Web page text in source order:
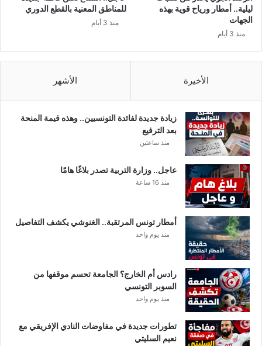
ا
ل
ل
ل
ق
ر
ص
م
د
ر
ة
و
م
غ
م
ليلية.. أمطار ورياح قوية بهذه
الجهات
منذ 3 أيام
للمناطق المعنية بالقطع الدوري
منذ 3 أيام
الأخيرة الأشهر
زيادة جديدة لفائدة التونسيين.. وهذه قيمة المنحة
بعد الترفيع
منذ ساعتين
عاجل.. وزارة التربية تصدر بلاغًا هامًا
منذ 16 ساعة
أمطار تونس المرتقبة.. الغنوشي يكشف التفاصيل
منذ يوم واحد
رادس أم الخارج؟ الجامعة تحسم موقفها من
السوبر التونسي
منذ يوم واحد
تطورات جديدة في مفاوضات النادي الإفريقي مع
نعيم السليتي